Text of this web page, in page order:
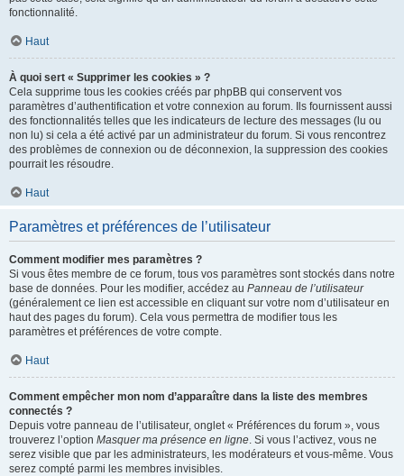
fonctionnalité.
Haut
À quoi sert « Supprimer les cookies » ?
Cela supprime tous les cookies créés par phpBB qui conservent vos
paramètres d’authentification et votre connexion au forum. Ils fournissent aussi
des fonctionnalités telles que les indicateurs de lecture des messages (lu ou
non lu) si cela a été activé par un administrateur du forum. Si vous rencontrez
des problèmes de connexion ou de déconnexion, la suppression des cookies
pourrait les résoudre.
Haut
Paramètres et préférences de l’utilisateur
Comment modifier mes paramètres ?
Si vous êtes membre de ce forum, tous vos paramètres sont stockés dans notre
base de données. Pour les modifier, accédez au Panneau de l’utilisateur
(généralement ce lien est accessible en cliquant sur votre nom d’utilisateur en
haut des pages du forum). Cela vous permettra de modifier tous les
paramètres et préférences de votre compte.
Haut
Comment empêcher mon nom d’apparaître dans la liste des membres
connectés ?
Depuis votre panneau de l’utilisateur, onglet « Préférences du forum », vous
trouverez l’option Masquer ma présence en ligne. Si vous l’activez, vous ne
serez visible que par les administrateurs, les modérateurs et vous-même. Vous
serez compté parmi les membres invisibles.